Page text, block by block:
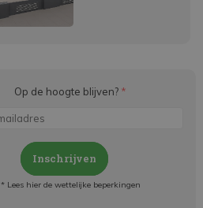
Op de hoogte blijven? *
Inschrijven
* Lees hier de wettelijke beperkingen